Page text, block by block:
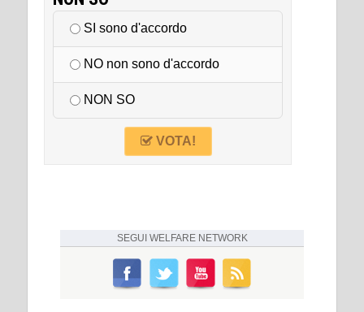
SI sono d'accordo
NO non sono d'accordo
NON SO
VOTA!
SEGUI WELFARE NETWORK